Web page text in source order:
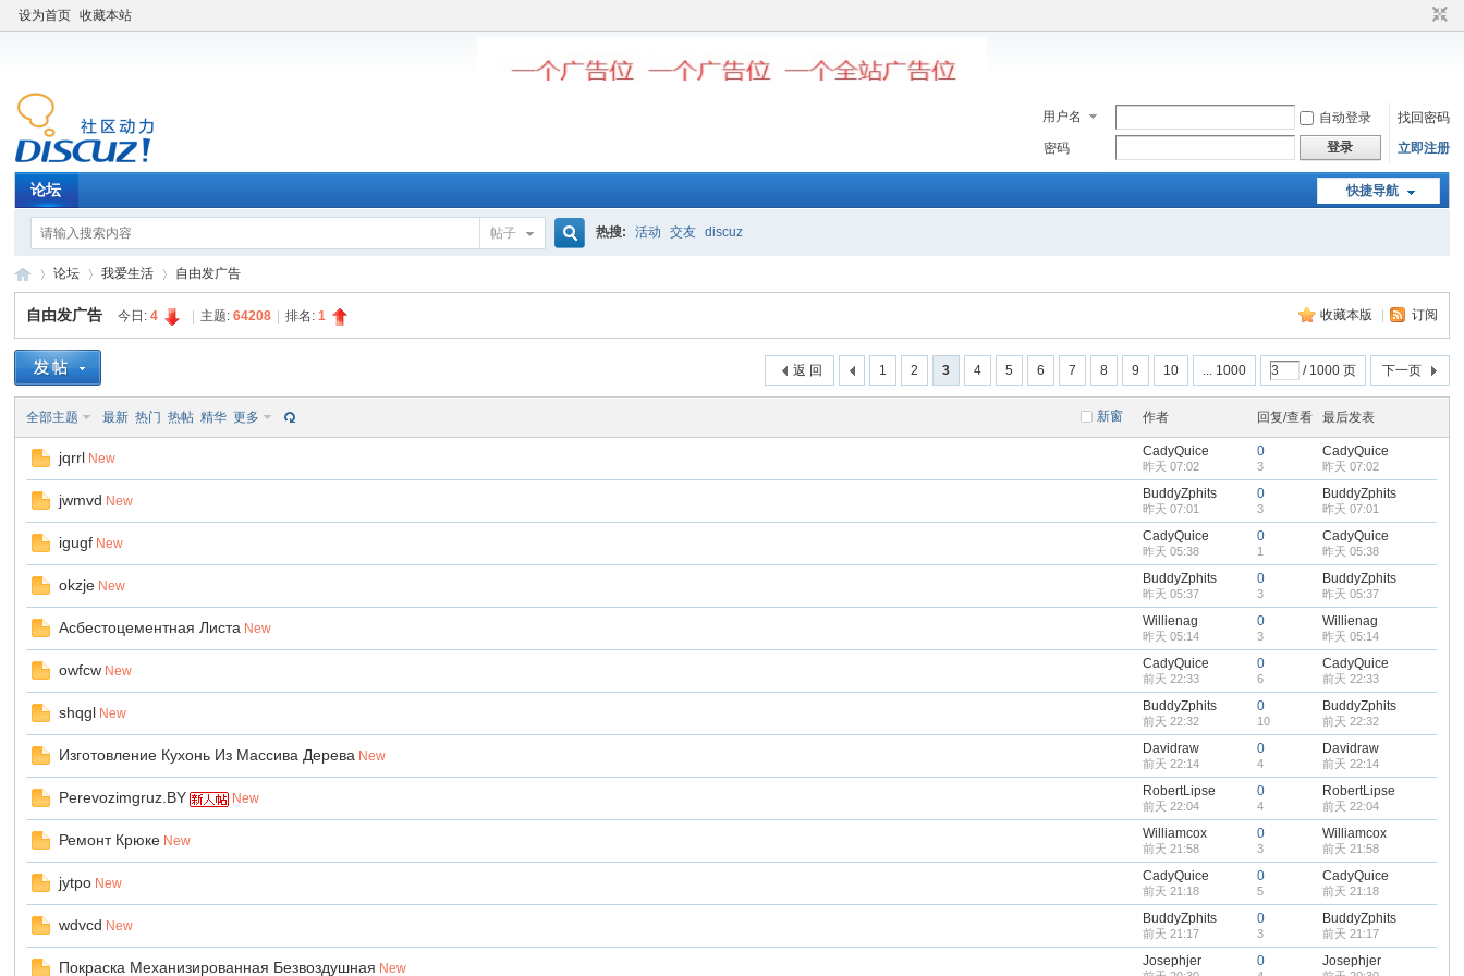
设为首页 收藏本站
用户名 自动登录
找回密码
密码
登录 立即注册
快捷导航
论坛
帖子 热搜: 活动 交友 discuz
»
论坛
›
我爱生活 自由发广告
收藏本版 订阅
自由发广告 今日:4 主题:64208 排名:1
1 2 3 4 5 6 7 8 9 10 ... 1000 / 1000 页 下一页
返 回
新窗
全部主题 最新 热门 热帖 精华 更多 作者 回复/查看 最后发表
jqrrl New CadyQuice
昨天 07:02
0
3
CadyQuice
昨天 07:02
jwmvd New BuddyZphits
昨天 07:01
0
3
BuddyZphits
昨天 07:01
igugf New CadyQuice
昨天 05:38
0
1
CadyQuice
昨天 05:38
okzje New BuddyZphits
昨天 05:37
0
3
BuddyZphits
昨天 05:37
Асбестоцементная Листа New Willienag
昨天 05:14
0
3
Willienag
昨天 05:14
owfcw New CadyQuice
前天 22:33
0
6
CadyQuice
前天 22:33
shqgl New BuddyZphits
前天 22:32
0
10
BuddyZphits
前天 22:32
Изготовление Кухонь Из Массива Дерева New Davidraw
前天 22:14
0
4
Davidraw
前天 22:14
Perevozimgruz.BY New RobertLipse
前天 22:04
0
4
RobertLipse
前天 22:04
Ремонт Крюке New Williamcox
前天 21:58
0
3
Williamcox
前天 21:58
jytpo New CadyQuice
前天 21:18
0
5
CadyQuice
前天 21:18
wdvcd New BuddyZphits
前天 21:17
0
3
BuddyZphits
前天 21:17
Покраска Механизированная Безвоздушная New Josephjer 0 Josephjer